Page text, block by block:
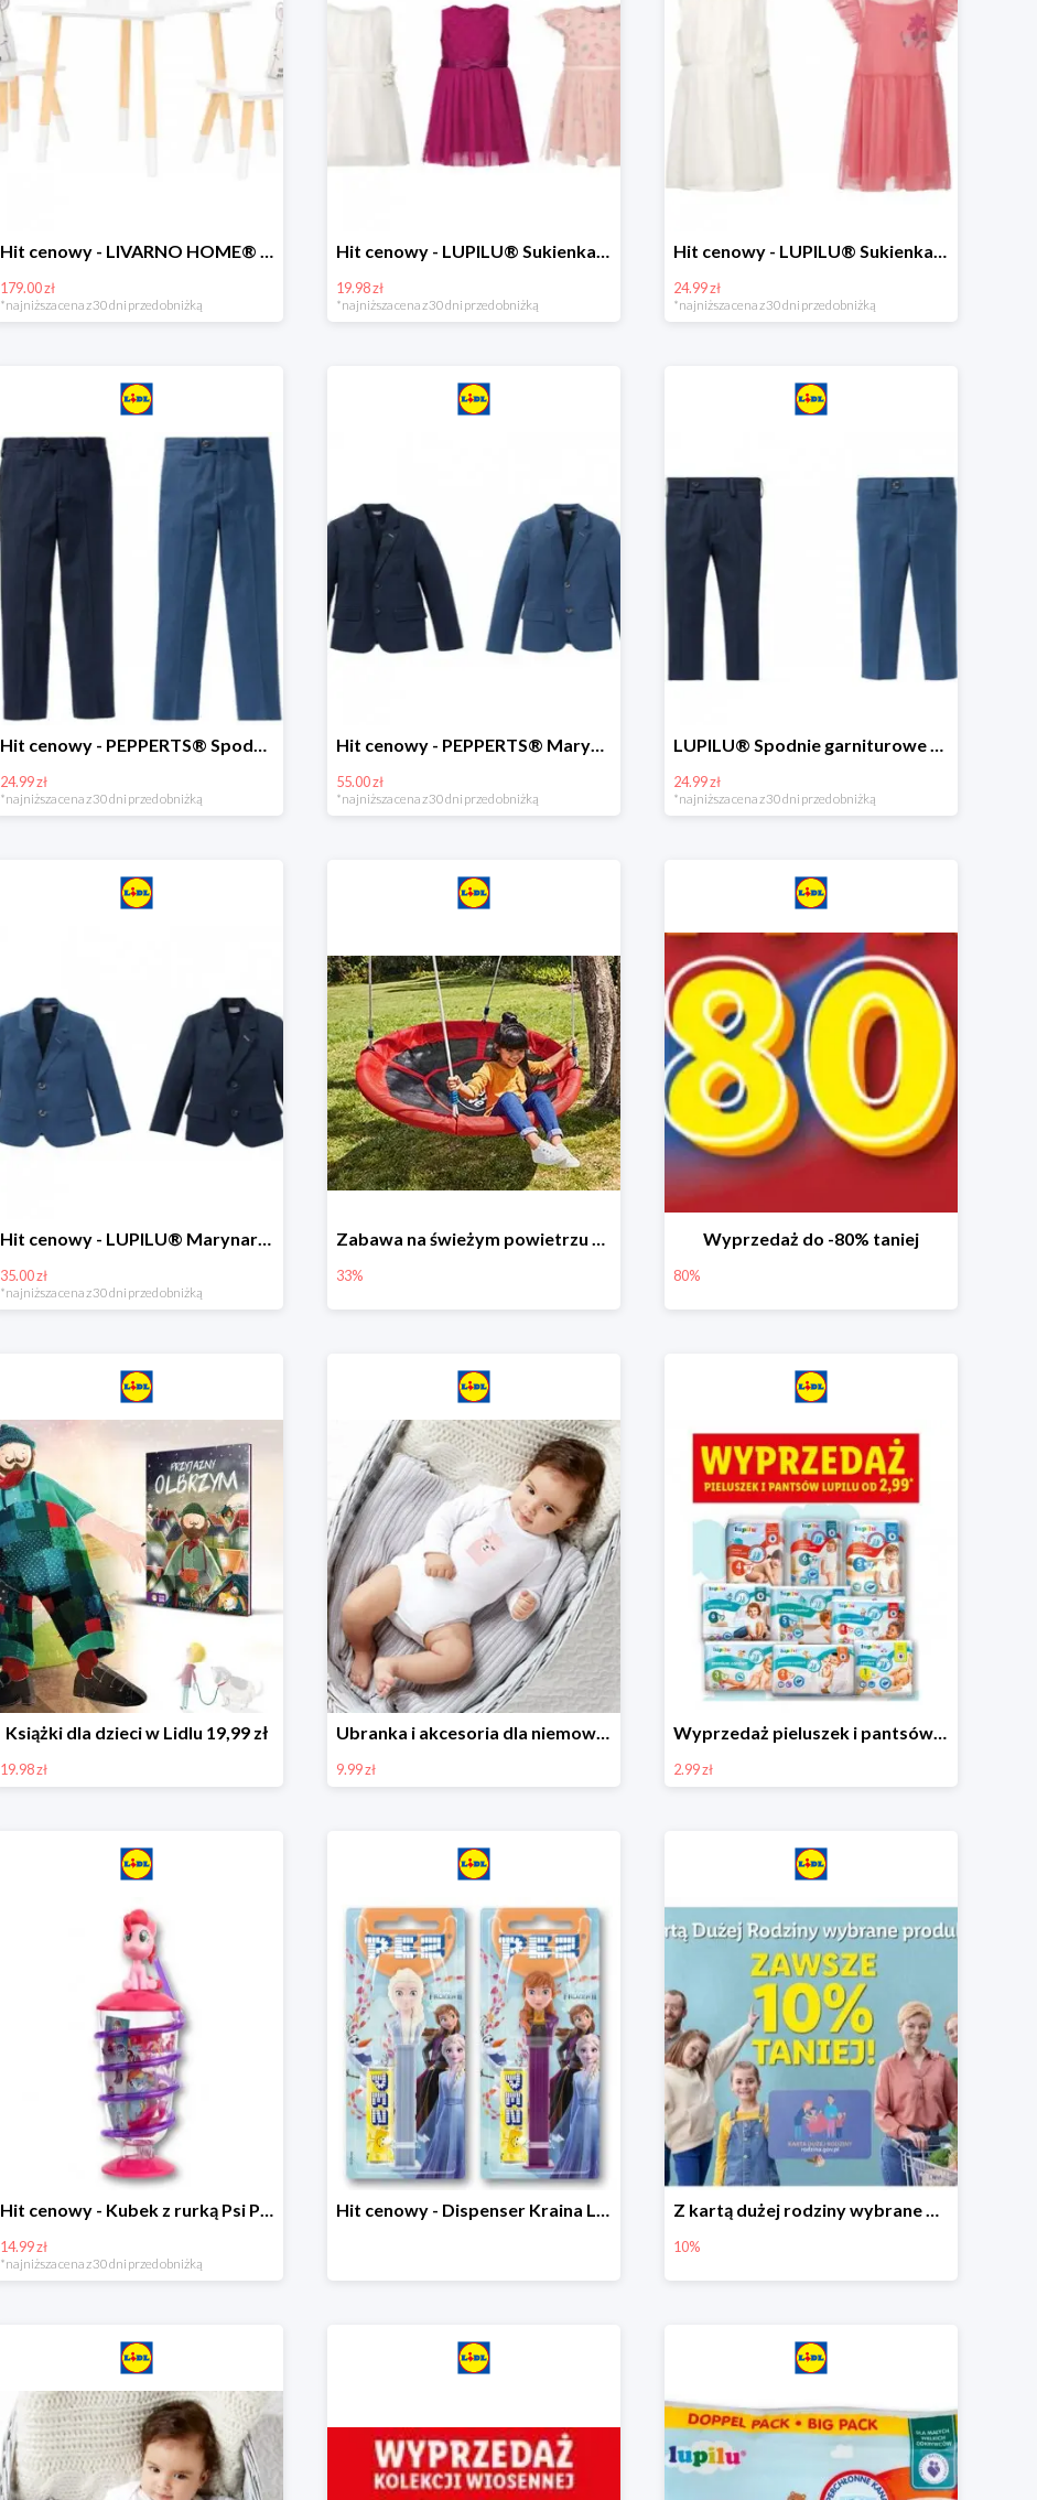
Hit cenowy - LIVARNO HOME® Stolik i 2 krzesełka dla dzieci
179.00 zł
*najniższa cena z 30 dni przed obniżką
Hit cenowy - LUPILU® Sukienka niemowlęca
19.98 zł
*najniższa cena z 30 dni przed obniżką
Hit cenowy - LUPILU® Sukienka dziewczęca
24.99 zł
*najniższa cena z 30 dni przed obniżką
Hit cenowy - PEPPERTS® Spodnie garniturowe młodzieżowe
24.99 zł
*najniższa cena z 30 dni przed obniżką
Hit cenowy - PEPPERTS® Marynarka młodzieżowa
55.00 zł
*najniższa cena z 30 dni przed obniżką
LUPILU® Spodnie garniturowe chłopięce
24.99 zł
*najniższa cena z 30 dni przed obniżką
Hit cenowy - LUPILU® Marynarka chłopięca
35.00 zł
*najniższa cena z 30 dni przed obniżką
Zabawa na świeżym powietrzu w Lidlu do -33%
33%
Wyprzedaż do -80% taniej
80%
Książki dla dzieci w Lidlu 19,99 zł
19.98 zł
Ubranka i akcesoria dla niemowląt w Lidlu od 9,99 zł
9.99 zł
Wyprzedaż pieluszek i pantsów LUPILU od 2,99 zł
2.99 zł
Hit cenowy - Kubek z rurką Psi Patrol, PONY, Minionki, Peppa
14.99 zł
*najniższa cena z 30 dni przed obniżką
Hit cenowy - Dispenser Kraina Lodu Z kartą dużej rodziny wybrane produkty w Lidlu -10%
10%